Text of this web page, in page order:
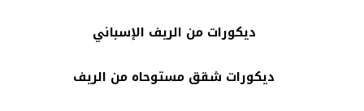
ديكورات من الريف الإسباني
ديكورات شقق مستوحاه من الريف